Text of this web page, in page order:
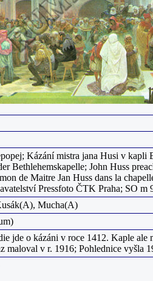
Kázání mistra jana Husi v kapli
Bethlehemskapelle; John Huss
de Maitre Jan Huss dans la
Pressfoto ČTK Praha; SO m
Mucha(A)
jde o kázáni v roce 1412. Kaple ale
maloval v r. 1916; Pohlednice vyšla